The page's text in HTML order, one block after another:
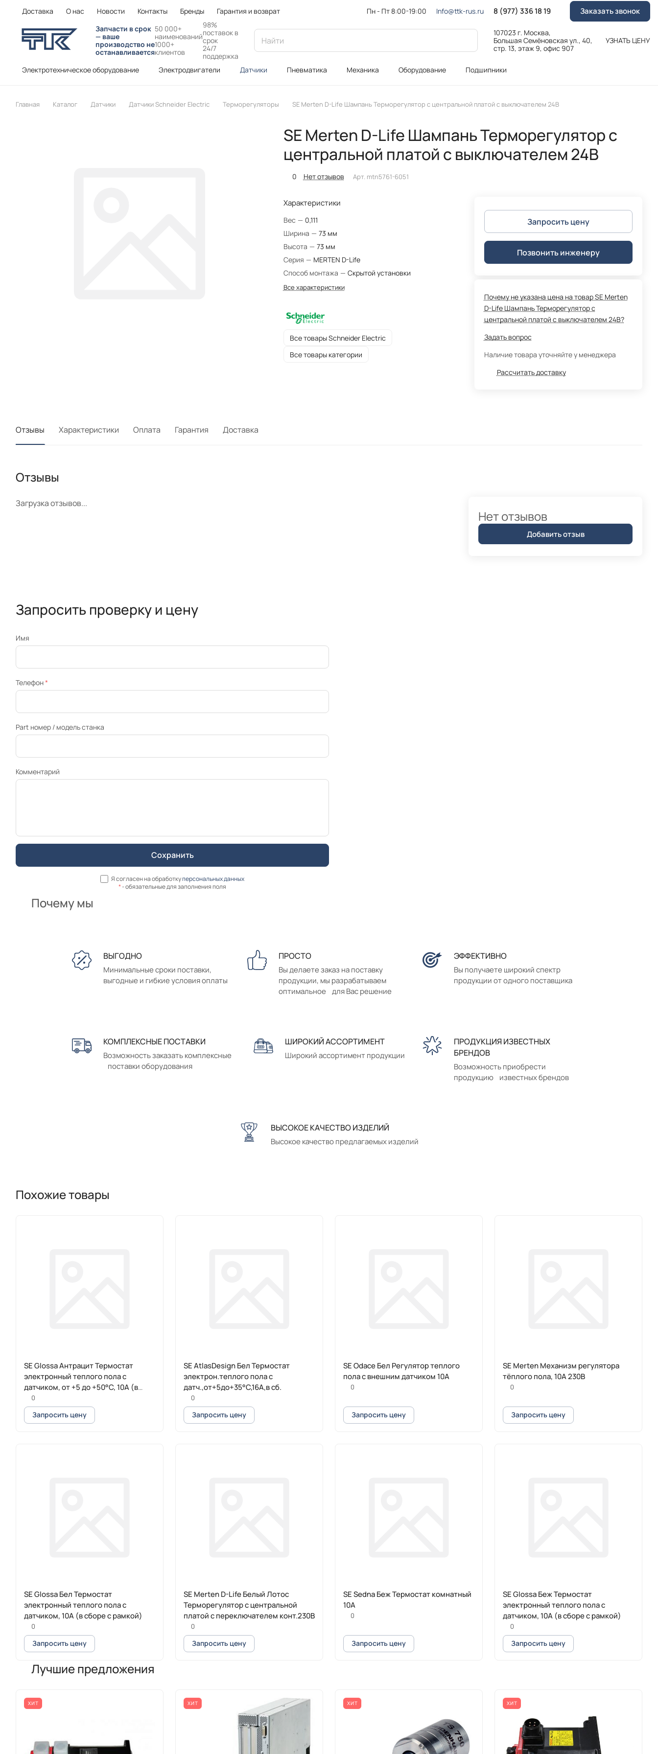
Доставка О нас Новости Контакты Бренды Гарантия и возврат Пн - Пт 8:00-19:00 Info@ttk-rus.ru 8 (977) 336 18 19 Заказать звонок
Запчасти в срок
— ваше
производство не
останавливается
50 000+
наименований
1000+
клиентов
98%
поставок в
срок
24/7
поддержка
107023 г. Москва,
Большая Семёновская ул., 40,
стр. 13, этаж 9, офис 907
УЗНАТЬ ЦЕНУ
Электротехническое оборудование Электродвигатели Датчики Пневматика Механика Оборудование Подшипники
Главная Каталог Датчики Датчики Schneider Electric Терморегуляторы SE Merten D-Life Шампань Терморегулятор с центральной платой с выключателем 24В
SE Merten D-Life Шампань Терморегулятор с
центральной платой с выключателем 24В
0 Нет отзывов Арт. mtn5761-6051
Характеристики
Вес — 0,111
Ширина — 73 мм
Высота — 73 мм
Серия — MERTEN D-Life
Способ монтажа — Скрытой установки
Все характеристики
Все товары Schneider Electric
Все товары категории
Запросить цену
Позвонить инженеру
Почему не указана цена на товар SE Merten
D-Life Шампань Терморегулятор с
центральной платой с выключателем 24В?
Задать вопрос
Наличие товара уточняйте у менеджера
Рассчитать доставку
Отзывы Характеристики Оплата Гарантия Доставка
Отзывы
Загрузка отзывов...
Нет отзывов
Добавить отзыв
Запросить проверку и цену
Имя
Телефон*
Part номер / модель станка
Комментарий
Я согласен на обработкуперсональных данных
*- обязательные для заполнения поля
Почему мы
ВЫГОДНО
Минимальные сроки поставки,
выгодные и гибкие условия оплаты
ПРОСТО
Вы делаете заказ на поставку
продукции, мы разрабатываем
оптимальное для Вас решение
ЭФФЕКТИВНО
Вы получаете широкий спектр
продукции от одного поставщика
КОМПЛЕКСНЫЕ ПОСТАВКИ
Возможность заказать комплексные
поставки оборудования
ШИРОКИЙ АССОРТИМЕНТ
Широкий ассортимент продукции
ПРОДУКЦИЯ ИЗВЕСТНЫХ
БРЕНДОВ
Возможность приобрести
продукцию известных брендов
ВЫСОКОЕ КАЧЕСТВО ИЗДЕЛИЙ
Высокое качество предлагаемых изделий
Похожие товары
SE Glossa Антрацит Термостат
электронный теплого пола с
датчиком, от +5 до +50°C, 10A (в
сборе)
0
Запросить цену
SE AtlasDesign Бел Термостат
электрон.теплого пола с
датч.,от+5до+35°C,16A,в сб.
0
Запросить цену
SE Odace Бел Регулятор теплого
пола с внешним датчиком 10А
0
Запросить цену
SE Merten Механизм регулятора
тёплого пола, 10A 230В
0
Запросить цену
SE Glossa Бел Термостат
электронный теплого пола с
датчиком, 10A (в сборе с рамкой)
0
Запросить цену
SE Merten D-Life Белый Лотос
Терморегулятор с центральной
платой с переключателем конт.230В
0
Запросить цену
SE Sedna Беж Термостат комнатный
10А
0
Запросить цену
SE Glossa Беж Термостат
электронный теплого пола с
датчиком, 10A (в сборе с рамкой)
0
Запросить цену
Лучшие предложения
ХИТ ХИТ ХИТ ХИТ